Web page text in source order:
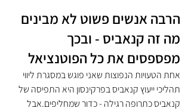
הרבה אנשים פשוט לא מבינים
מה זה קנאביס - ובכך
מפספסים את כל הפוטנציאל
אחת הטעויות הנפוצות שאני פוגש במסגרת ליווי
תהליכי ייעוץ קנאביס בפרקינסון היא התפיסה של
קנאביס כתרופה רגילה - כדור שמחליפים.אבל